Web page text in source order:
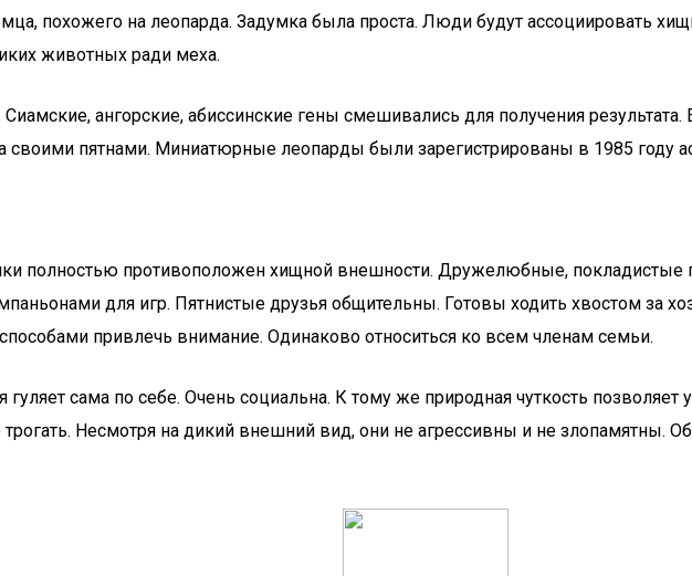
похожего на леопарда. Задумка была проста. Люди будут ассоциировать
животных ради меха.
Сиамские, ангорские, абиссинские гены смешивались для получения
пятнами. Миниатюрные леопарды были зарегистрированы в 1985 году
полностью противоположен хищной внешности. Дружелюбные,
для игр. Пятнистые друзья общительны. Готовы ходить хвостом за
привлечь внимание. Одинаково относиться ко всем членам семьи.
сама по себе. Очень социальна. К тому же природная чуткость
Несмотря на дикий внешний вид, они не агрессивны и не злопамятны.